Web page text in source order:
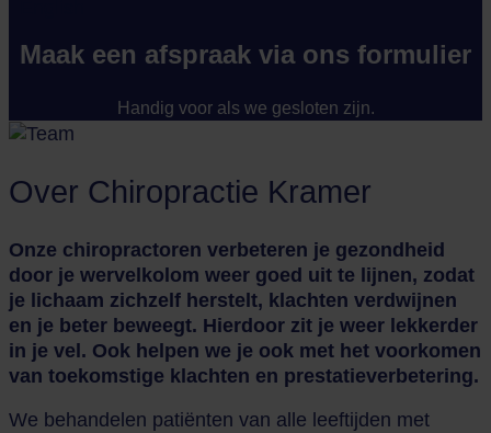
Maak een afspraak via ons formulier
Handig voor als we gesloten zijn.
Over Chiropractie Kramer
Onze chiropractoren verbeteren je gezondheid
door je wervelkolom weer goed uit te lijnen, zodat
je lichaam zichzelf herstelt, klachten verdwijnen
en je beter beweegt. Hierdoor zit je weer lekkerder
in je vel. Ook helpen we je ook met het voorkomen
van toekomstige klachten en prestatieverbetering.
We behandelen patiënten van alle leeftijden met